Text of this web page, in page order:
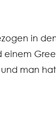
in
einem
man